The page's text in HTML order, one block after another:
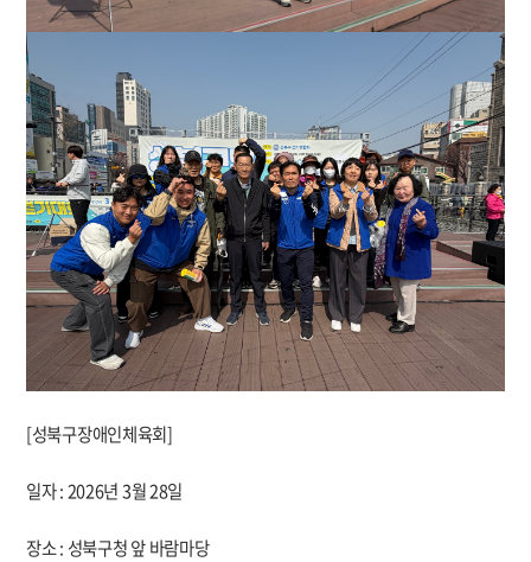
[성북구장애인체육회]
일자 : 2026년 3월 28일
장소 : 성북구청 앞 바람마당